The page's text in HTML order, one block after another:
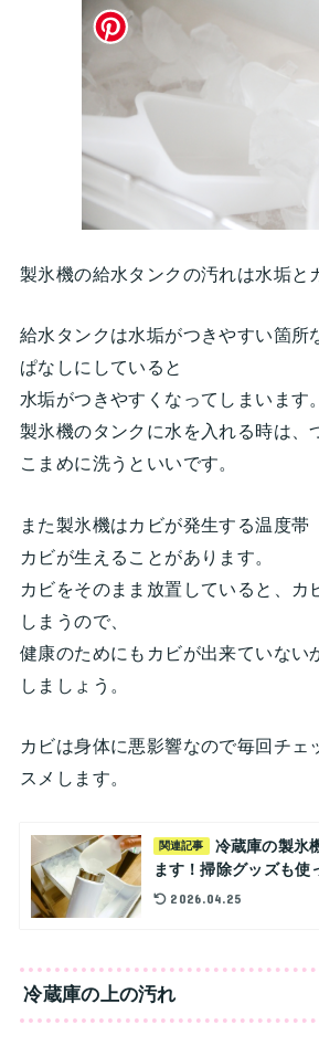
製氷機の給水タンクの汚れは水垢と
給水タンクは水垢がつきやすい箇所
ぱなしにしていると
水垢がつきやすくなってしまいます。
製氷機のタンクに水を入れる時は、
こまめに洗うといいです。
また製氷機はカビが発生する温度帯
カビが生えることがあります。
カビをそのまま放置していると、カ
しまうので、
健康のためにもカビが出来ていない
しましょう。
カビは身体に悪影響なので毎回チェ
スメします。
関連記事
冷蔵庫の製氷
ます！掃除グッズも使
2026.04.25
冷蔵庫の上の汚れ